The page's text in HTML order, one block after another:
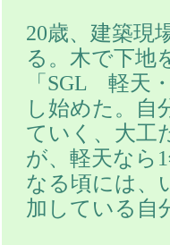
20歳、建築現
る。木で下地
「SGL 軽天
し始めた。自
ていく、大工
が、軽天なら
なる頃には、
加している自